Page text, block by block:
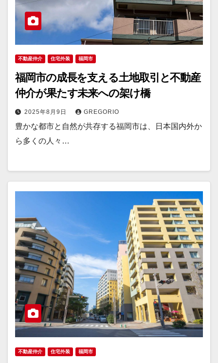
不動産仲介 住宅外装 福岡市
福岡市の成長を支える土地取引と不動産
仲介が果たす未来への架け橋
2025年8月9日 GREGORIO
豊かな都市と自然が共存する福岡市は、日本国内外か
ら多くの人々…
不動産仲介 住宅外装 福岡市